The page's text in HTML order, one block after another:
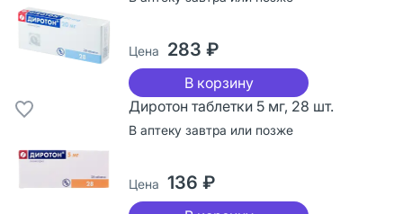
Цена 283 ₽
В корзину
Диротон таблетки 5 мг, 28 шт.
В аптеку завтра или позже
Цена 136 ₽